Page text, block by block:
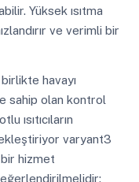
Yüksek ısıtma
ve verimli bir
havayı
sahip olan kontrol
ısıtıcıların
varyant3
hizmet